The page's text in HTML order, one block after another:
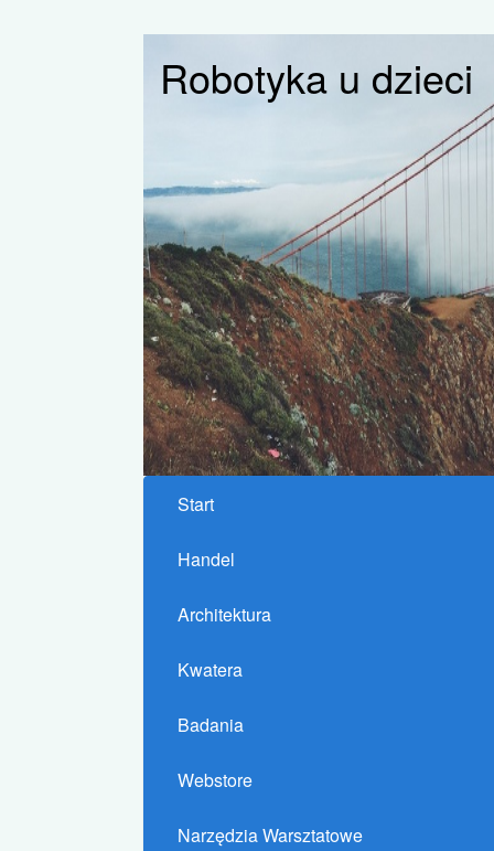
Robotyka u dzieci
Start
Handel
Architektura
Kwatera
Badania
Webstore
Narzędzia Warsztatowe